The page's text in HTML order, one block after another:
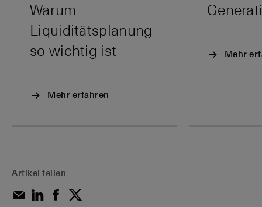
Warum
Liquiditätsplanung
so wichtig ist
Mehr erfahren
Mehr
Artikel teilen